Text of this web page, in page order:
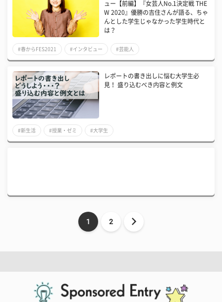
ュー【前編】『女芸人No.1決定戦 THE
W 2020』優勝の吉住さんが語る、ちゃ
んとした学生じゃなかった学生時代と
は？
#春からFES2021 #インタビュー #芸能人
レポートの書き出しに悩む大学生必
見！ 盛り込むべき内容と例文
#新生活 #授業・ゼミ #大学生
1 2